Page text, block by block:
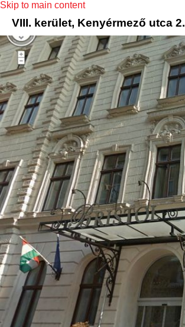
Skip to main content
VIII. kerület, Kenyérmező utca 2.